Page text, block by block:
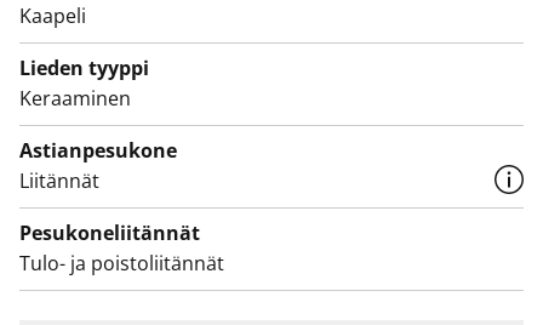
Kaapeli
Lieden tyyppi
Keraaminen
Astianpesukone
Liitännät
Pesukoneliitännät
Tulo- ja poistoliitännät